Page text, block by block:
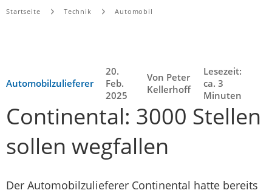
Startseite Technik Automobil
Automobilzulieferer
20.
Feb.
2025
Von Peter
Kellerhoff
Lesezeit:
ca. 3
Minuten
Continental: 3000 Stellen
sollen wegfallen
Der Automobilzulieferer Continental hatte bereits